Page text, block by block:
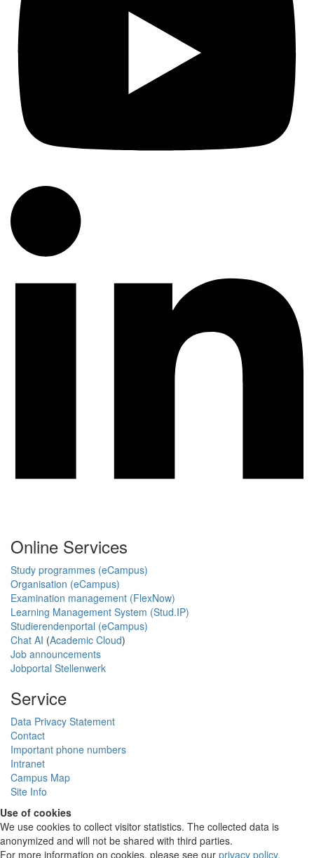
Online Services
Study programmes (eCampus)
Organisation (eCampus)
Examination management (FlexNow)
Learning Management System (Stud.IP)
Studierendenportal (eCampus)
Chat AI (Academic Cloud)
Job announcements
Jobportal Stellenwerk
Service
Data Privacy Statement
Contact
Important phone numbers
Intranet
Campus Map
Site Info
Use of cookies
We use cookies to collect visitor statistics. The collected data is
anonymized and will not be shared with third parties.
For more information on cookies, please see our privacy policy.